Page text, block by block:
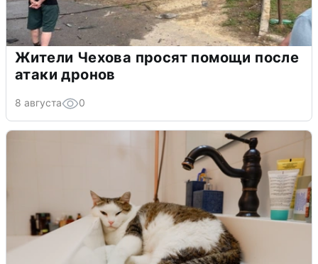
Жители Чехова просят помощи после
атаки дронов
8 августа 0